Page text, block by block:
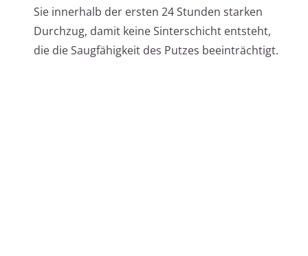
Sie innerhalb der ersten 24 Stunden starken
Durchzug, damit keine Sinterschicht entsteht,
die die Saugfähigkeit des Putzes beeinträchtigt.